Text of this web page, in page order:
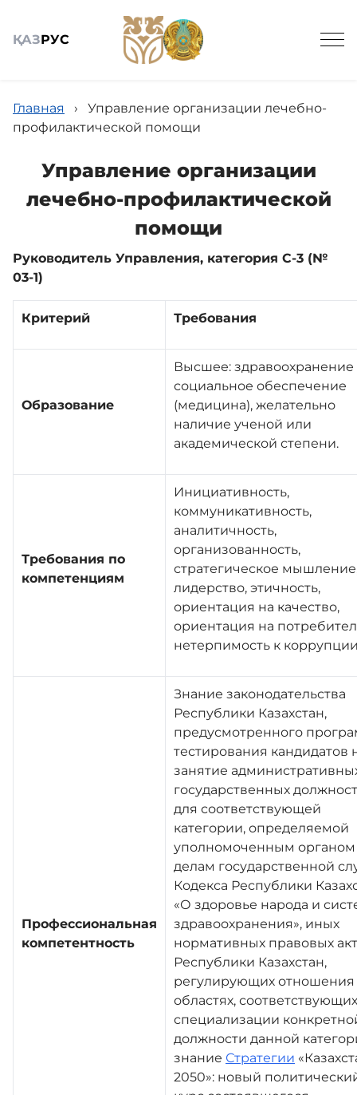
ҚАЗРУС
Общие сведения
Новости МЦ УДП РК
Государственные закупки
Контакты
Версия для слабовидящих
Главная ›
Управление организации лечебно-
профилактической помощи
Управление организации
лечебно-профилактической
помощи
Руководитель Управления, категория С-3 (№
03-1)
Критерий Требования
Образование
Высшее: здравоохранение
социальное обеспечение
(медицина), желательно
наличие ученой или
академической степени.
Требования по
компетенциям
Инициативность,
коммуникативность,
аналитичность,
организованность,
стратегическое
лидерство, этичность,
ориентация на качество,
ориентация на
нетерпимость к
Профессиональная
компетентность
Знание законодательства
Республики Казахстан,
предусмотренного
тестирования кандидатов
занятие
государственных
для соответствующей
категории, определяемой
уполномоченным
делам государственной
Кодекса Республики
«О здоровье народа и
здравоохранения», иных
нормативных правовых
Республики Казахстан,
регулирующих отношения
областях, соответствующих
специализации
должности данной
знание Стратегии
2050»: новый